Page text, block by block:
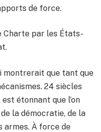
de force.
Charte par les États-
montrerait que tant que
24 siècles
étonnant que l’on
la démocratie, de la
armes. À force de